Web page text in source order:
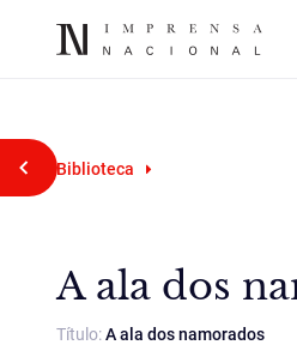
Voltar atrás
Biblioteca
A ala dos
Título:A ala dos namorados